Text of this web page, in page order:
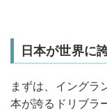
日本が世界に
まずは、イングラ
本が誇るドリブラ